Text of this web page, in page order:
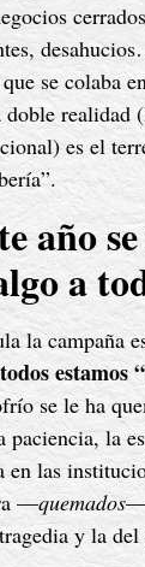
se colaba
doble realidad
es el
año
a
la campaña
estamos
se le ha
la
en las
—quemados—
y la del